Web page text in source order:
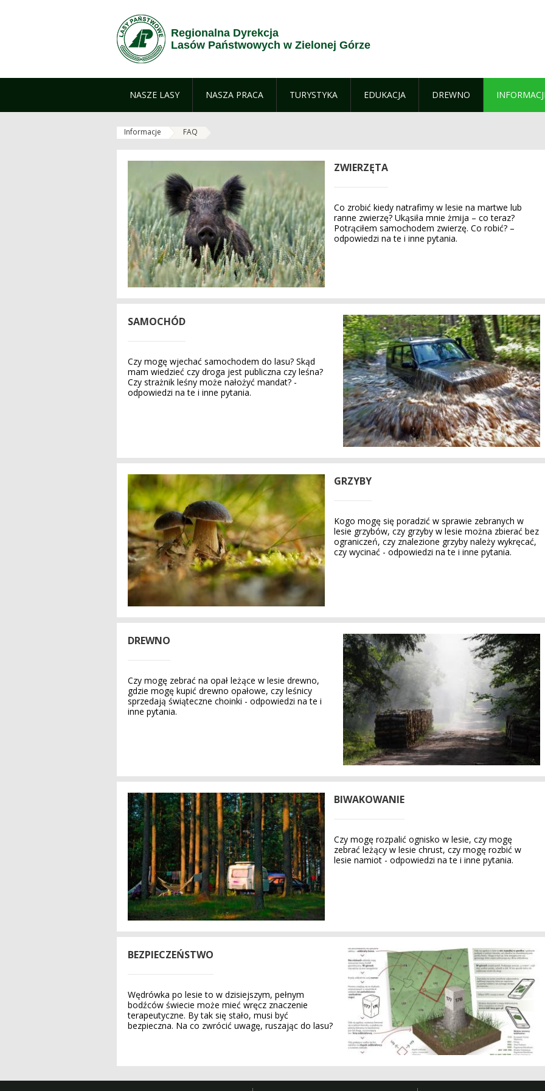
Regionalna Dyrekcja
Lasów Państwowych w Zielonej Górze
NASZE LASY NASZA PRACA TURYSTYKA EDUKACJA DREWNO
Informacje FAQ
ZWIERZĘTA
Co zrobić kiedy natrafimy w lesie na martwe lub
ranne zwierzę? Ukąsiła mnie żmija – co teraz?
Potrąciłem samochodem zwierzę. Co robić? –
odpowiedzi na te i inne pytania.
SAMOCHÓD
Czy mogę wjechać samochodem do lasu? Skąd
mam wiedzieć czy droga jest publiczna czy leśna?
Czy strażnik leśny może nałożyć mandat? -
odpowiedzi na te i inne pytania.
GRZYBY
Kogo mogę się poradzić w sprawie zebranych w
lesie grzybów, czy grzyby w lesie można zbierać bez
ograniczeń, czy znalezione grzyby należy wykręcać,
czy wycinać - odpowiedzi na te i inne pytania.
DREWNO
Czy mogę zebrać na opał leżące w lesie drewno,
gdzie mogę kupić drewno opałowe, czy leśnicy
sprzedają świąteczne choinki - odpowiedzi na te i
inne pytania.
BIWAKOWANIE
Czy mogę rozpalić ognisko w lesie, czy mogę
zebrać leżący w lesie chrust, czy mogę rozbić w
lesie namiot - odpowiedzi na te i inne pytania.
BEZPIECZEŃSTWO
Wędrówka po lesie to w dzisiejszym, pełnym
bodźców świecie może mieć wręcz znaczenie
terapeutyczne. By tak się stało, musi być
bezpieczna. Na co zwrócić uwagę, ruszając do lasu?